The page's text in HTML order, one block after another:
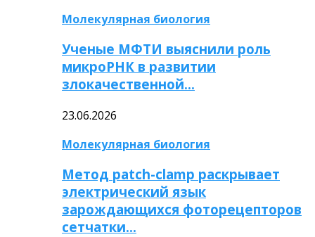
Молекулярная биология
Ученые МФТИ выяснили роль
микроРНК в развитии
злокачественной…
23.06.2026
Молекулярная биология
Метод patch-clamp раскрывает
электрический язык
зарождающихся фоторецепторов
сетчатки…